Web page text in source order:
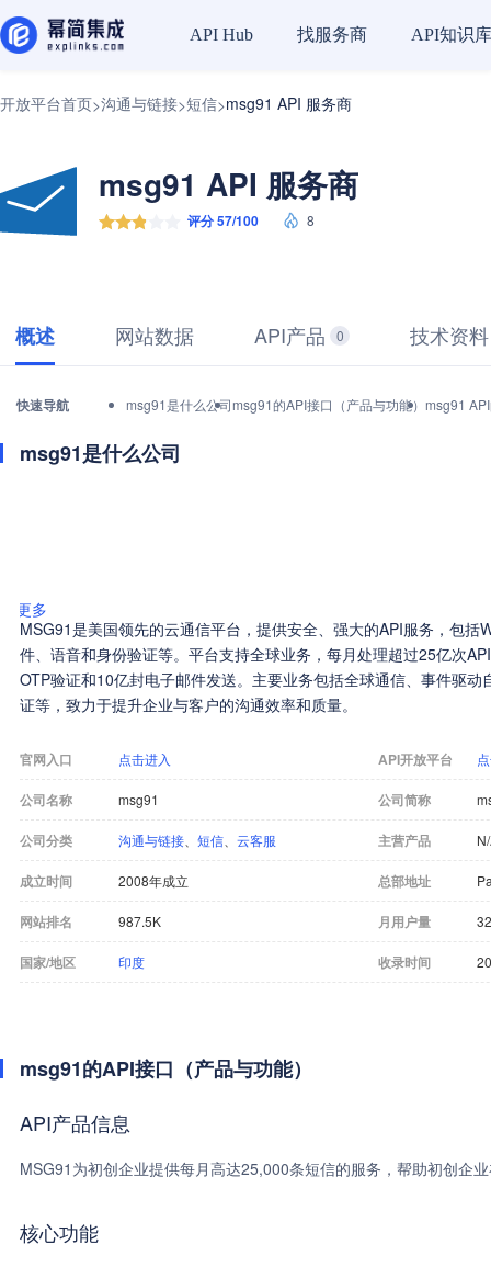
API Hub 找服务商 API知识库
开放平台首页>沟通与链接>短信>msg91 API 服务商
msg91 API 服务商
评分 57/100 8
概述 网站数据 API产品 0 技术资料
快速导航 msg91是什么公司msg91的API接口（产品与功能） msg91
msg91是什么公司
更多
MSG91是美国领先的云通信平台，提供安全、强大的API服务，包括
件、语音和身份验证等。平台支持全球业务，每月处理超过25亿次
OTP验证和10亿封电子邮件发送。主要业务包括全球通信、事件驱
证等，致力于提升企业与客户的沟通效率和质量。
官网入口 点击进入 API开放平台
公司名称 msg91 公司简称
公司分类 沟通与链接 短信 云客服 主营产品
成立时间 2008年成立 总部地址
网站排名 987.5K 月用户量
国家/地区 印度 收录时间
msg91的API接口（产品与功能）
API产品信息
MSG91为初创企业提供每月高达25,000条短信的服务，帮助初创企
核心功能